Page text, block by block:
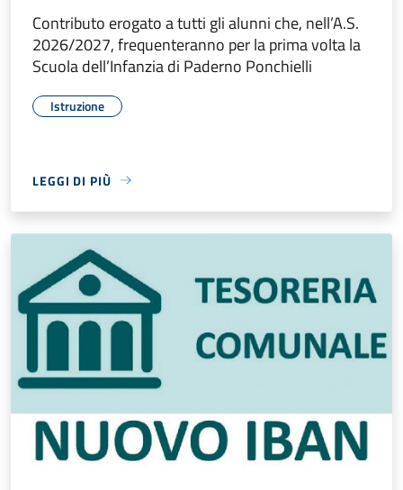
Contributo erogato a tutti gli alunni che, nell’A.S.
2026/2027, frequenteranno per la prima volta la
Scuola dell’Infanzia di Paderno Ponchielli
Istruzione
LEGGI DI PIÙ